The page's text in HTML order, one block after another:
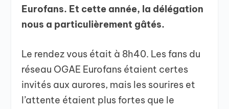
Eurofans. Et cette année, la délégation
nous a particulièrement gâtés.
Le rendez vous était à 8h40. Les fans du
réseau OGAE Eurofans étaient certes
invités aux aurores, mais les sourires et
l’attente étaient plus fortes que le